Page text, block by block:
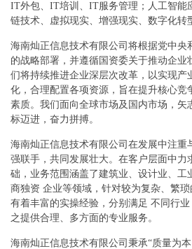
IT外包、IT培训、IT服务管理；人工智能
链技术、虚拟现实、增强现实、数字化转
海南灿正信息技术有限公司将根据党中央
的战略部署，并遵循国资委关于推动企业
们将持续推进企业深层次改革，以实现产
化，合理配置各项资源，旨在提升核心竞
素质。我们面向全球市场及国内市场，矢
标迈进，奋力拼搏。
海南灿正信息技术有限公司在发展中注重
强联手，共同发展壮大。在客户层面中力
础，业务范围涵盖了建筑业、设计业、工
商独资 企业等领域，针对较为复杂、繁
有着丰富的实操经验，分别满足 不同行
之提供合理、多方面的专业服务。
海南灿正信息技术有限公司秉承“质量为